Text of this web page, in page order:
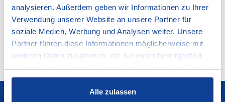
analysieren. Außerdem geben wir Informationen zu Ihrer
Verwendung unserer Website an unsere Partner für
soziale Medien, Werbung und Analysen weiter. Unsere
Partner führen diese Informationen möglicherweise mit
weiteren Daten zusammen, die Sie ihnen bereitgestellt
haben oder die sie im Rahmen Ihrer Nutzung der Dienste
gesammelt haben.
Alle zulassen
+ 2